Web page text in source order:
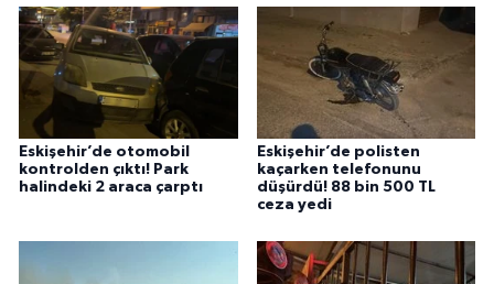
Eskişehir’de otomobil
kontrolden çıktı! Park
halindeki 2 araca çarptı
Eskişehir’de polisten
kaçarken telefonunu
düşürdü! 88 bin 500 TL
ceza yedi